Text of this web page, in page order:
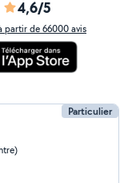
4,6/5
partir de 66000 avis
Particulier